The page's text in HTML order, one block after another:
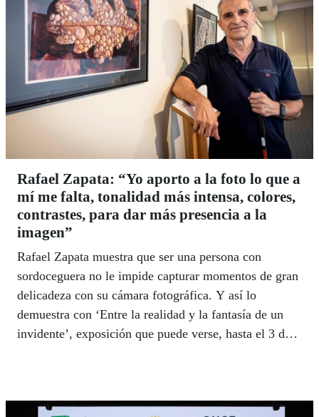
Rafael Zapata: “Yo aporto a la foto lo que a
mí me falta, tonalidad más intensa, colores,
contrastes, para dar más presencia a la
imagen”
Rafael Zapata muestra que ser una persona con
sordoceguera no le impide capturar momentos de gran
delicadeza con su cámara fotográfica. Y así lo
demuestra con ‘Entre la realidad y la fantasía de un
invidente’, exposición que puede verse, hasta el 3 de